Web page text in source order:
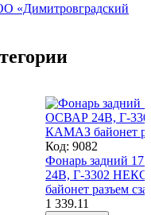
Код: 9082
Фонарь задний
24В, Г-3302
байонет разъем
1 339.11